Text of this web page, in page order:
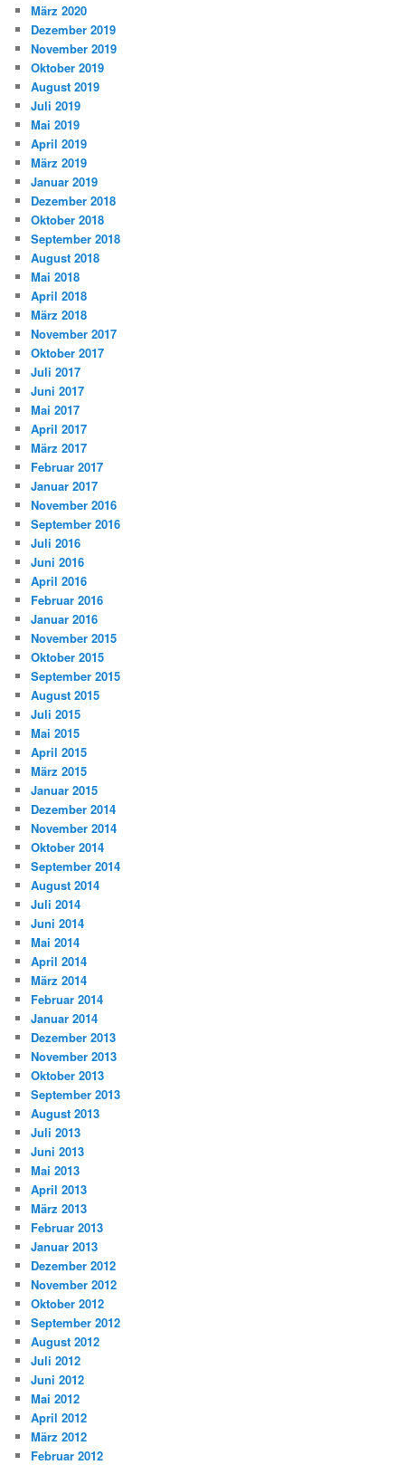
März 2020
Dezember 2019
November 2019
Oktober 2019
August 2019
Juli 2019
Mai 2019
April 2019
März 2019
Januar 2019
Dezember 2018
Oktober 2018
September 2018
August 2018
Mai 2018
April 2018
März 2018
November 2017
Oktober 2017
Juli 2017
Juni 2017
Mai 2017
April 2017
März 2017
Februar 2017
Januar 2017
November 2016
September 2016
Juli 2016
Juni 2016
April 2016
Februar 2016
Januar 2016
November 2015
Oktober 2015
September 2015
August 2015
Juli 2015
Mai 2015
April 2015
März 2015
Januar 2015
Dezember 2014
November 2014
Oktober 2014
September 2014
August 2014
Juli 2014
Juni 2014
Mai 2014
April 2014
März 2014
Februar 2014
Januar 2014
Dezember 2013
November 2013
Oktober 2013
September 2013
August 2013
Juli 2013
Juni 2013
Mai 2013
April 2013
März 2013
Februar 2013
Januar 2013
Dezember 2012
November 2012
Oktober 2012
September 2012
August 2012
Juli 2012
Juni 2012
Mai 2012
April 2012
März 2012
Februar 2012